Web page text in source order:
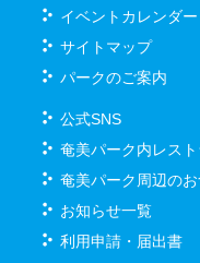
イベントカレンダー
サイトマップ
パークのご案内
公式SNS
奄美パーク内レス
奄美パーク周辺の
お知らせ一覧
利用申請・届出書